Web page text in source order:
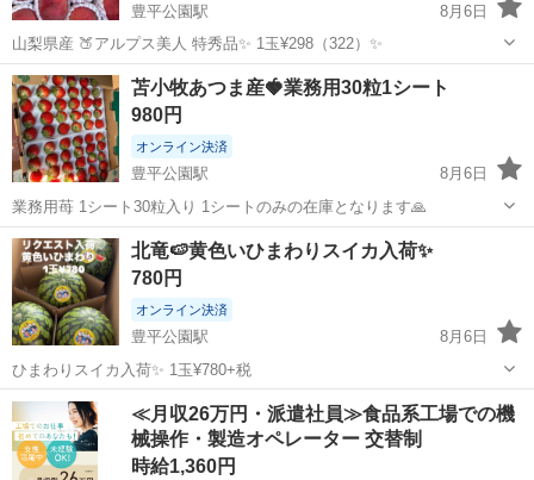
豊平公園駅
8月6日
山梨県産 🍑アルプス美人 特秀品✨ 1玉¥298（322）✨
北海道 札幌市 豊平公園駅 食品
苫小牧あつま産🍓業務用30粒1シート
980円
オンライン決済
豊平公園駅
8月6日
業務用苺 1シート30粒入り 1シートのみの在庫となります🙏
北海道 札幌市 豊平公園駅 食品 業務用
北竜🍉黄色いひまわりスイカ入荷✨
780円
オンライン決済
豊平公園駅
8月6日
ひまわりスイカ入荷✨ 1玉¥780+税
北海道 札幌市 豊平公園駅 食品
≪月収26万円・派遣社員≫食品系工場での機
械操作・製造オペレーター 交替制
時給1,360円